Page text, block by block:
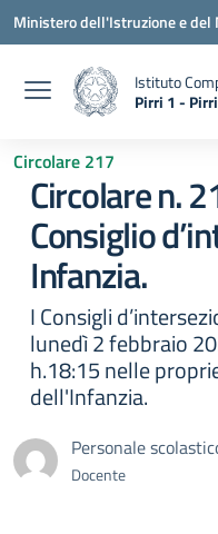
Vai ai contenuti
Vai al menu di navigazione
Vai al footer
Ministero dell'Istruzione e del
Istituto
Pirri 1 -
Circolare 217
Circolare n.
Consiglio
Infanzia.
I Consigli
lunedì 2 febbraio
h.18:15 nelle
dell'Infanzia.
Personale
Docente